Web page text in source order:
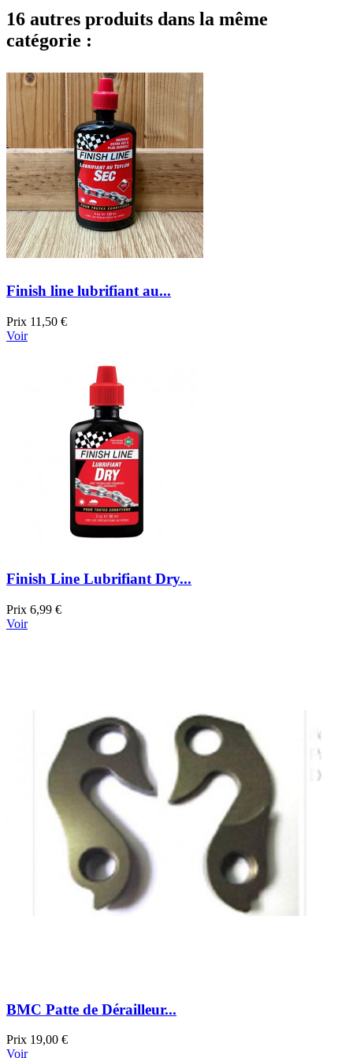
16 autres produits dans la même
catégorie :
Finish line lubrifiant au...
Prix 11,50 €
Voir
Finish Line Lubrifiant Dry...
Prix 6,99 €
Voir
BMC Patte de Dérailleur...
Prix 19,00 €
Voir